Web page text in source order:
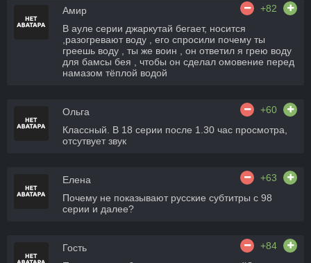
Амир
+82
В ауле серии джаркутай бегает, носится
,разогревают воду , его спросили почему ты
греешь воду , ты же воин , он ответил я грею воду
для бамсы бея , чтобы он сделал омовение перед
намазом тёплой водой
Ольга
+60
Классный. В 18 серии после 1.30 час просмотра,
отсутвует звук
Елена
+63
Почему не показывают русские субтитры с 98
серии и далее?
Гость
+84